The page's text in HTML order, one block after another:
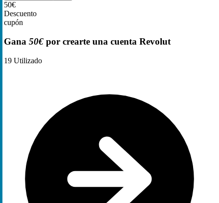
50€
Descuento
cupón
Gana 50€ por crearte una cuenta Revolut
19 Utilizado